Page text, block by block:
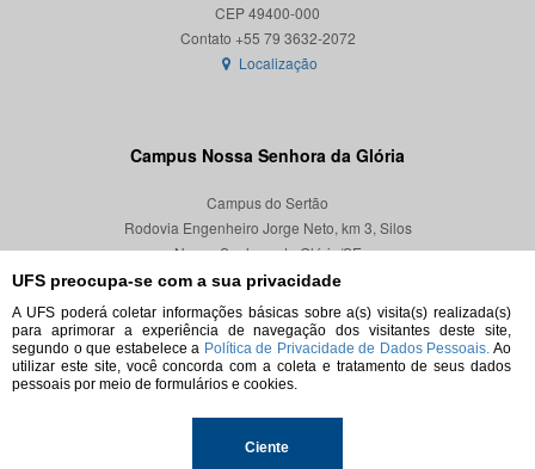
UFS preocupa-se com a sua privacidade
A UFS poderá coletar informações básicas sobre a(s) visita(s) realizada(s)
para aprimorar a experiência de navegação dos visitantes deste site,
segundo o que estabelece a Política de Privacidade de Dados Pessoais. Ao
utilizar este site, você concorda com a coleta e tratamento de seus dados
pessoais por meio de formulários e cookies.
Ciente
CEP 49400-000
Localização
Campus Nossa Senhora da Glória
Campus do Sertão
Rodovia Engenheiro Jorge Neto, km 3, Silos
Nossa Senhora da Glória/SE
CEP 49680-000
Localização
© 2026. Todos os direitos reservados.